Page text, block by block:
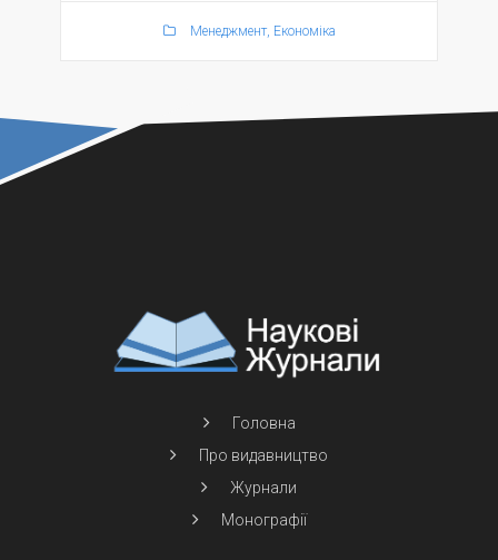
Менеджмент, Економіка
Головна
Про видавництво
Журнали
Монографії